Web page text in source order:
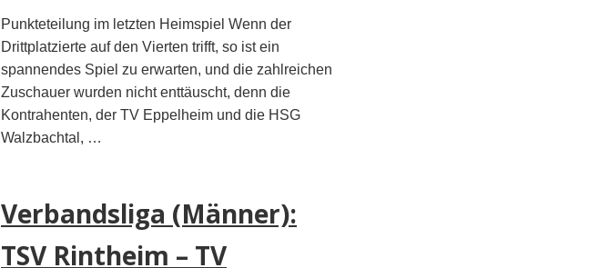
Punkteteilung im letzten Heimspiel Wenn der
Drittplatzierte auf den Vierten trifft, so ist ein
spannendes Spiel zu erwarten, und die zahlreichen
Zuschauer wurden nicht enttäuscht, denn die
Kontrahenten, der TV Eppelheim und die HSG
Walzbachtal, …
Verbandsliga (Männer):
TSV Rintheim – TV